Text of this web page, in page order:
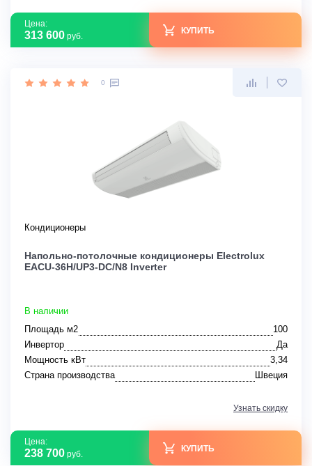
Цена:
313 600 руб.
КУПИТЬ
0
Кондиционеры
Напольно-потолочные кондиционеры Electrolux
EACU-36H/UP3-DC/N8 Inverter
В наличии
Площадь м2
100
Инвертор
Да
Мощность кВт
3,34
Страна производства
Швеция
Узнать скидку
Цена:
238 700 руб.
КУПИТЬ